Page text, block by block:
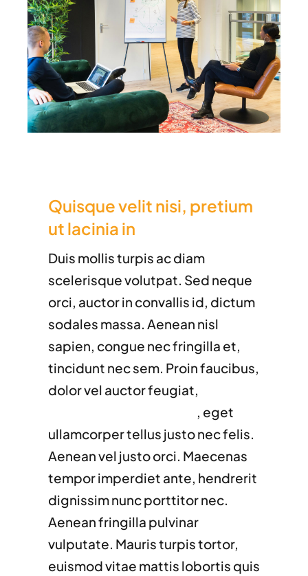
Quisque velit nisi, pretium
ut lacinia in
Duis mollis turpis ac diam
scelerisque volutpat. Sed neque
orci, auctor in convallis id, dictum
sodales massa. Aenean nisl
sapien, congue nec fringilla et,
tincidunt nec sem. Proin faucibus,
dolor vel auctor feugiat,
, eget
ullamcorper tellus justo nec felis.
Aenean vel justo orci. Maecenas
tempor imperdiet ante, hendrerit
dignissim nunc porttitor nec.
Aenean fringilla pulvinar
vulputate. Mauris turpis tortor,
euismod vitae mattis lobortis quis